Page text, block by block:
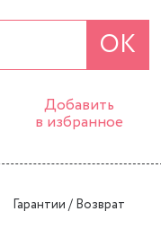
ОК
Добавить
в избранное
Гарантии / Возврат